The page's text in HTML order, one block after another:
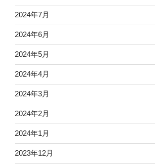
2024年7月
2024年6月
2024年5月
2024年4月
2024年3月
2024年2月
2024年1月
2023年12月